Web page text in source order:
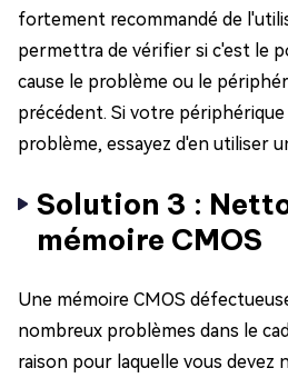
fortement recommandé de
permettra de vérifier si c'est le
cause le problème ou le
précédent. Si votre
problème, essayez d'en utiliser
Solution 3 :
mémoire CMOS
Une mémoire CMOS
nombreux problèmes dans le
raison pour laquelle vous devez